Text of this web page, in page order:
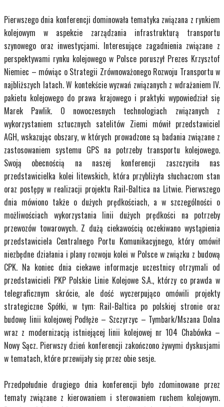
Pierwszego dnia konferencji dominowała tematyka związana z rynkiem
kolejowym w aspekcie zarządzania infrastrukturą transportu
szynowego oraz inwestycjami. Interesujące zagadnienia związane z
perspektywami rynku kolejowego w Polsce poruszył Prezes Krzysztof
Niemiec – mówiąc o Strategii Zrównoważonego Rozwoju Transportu w
najbliższych latach. W kontekście wyzwań związanych z wdrażaniem IV.
pakietu kolejowego do prawa krajowego i praktyki wypowiedział się
Marek Pawlik. O nowoczesnych technologiach związanych z
wykorzystaniem sztucznych satelitów Ziemi mówił przedstawiciel
AGH, wskazując obszary, w których prowadzone są badania związane z
zastosowaniem systemu GPS na potrzeby transportu kolejowego.
Swoją obecnością na naszej konferencji zaszczyciła nas
przedstawicielka kolei litewskich, która przybliżyła słuchaczom stan
oraz postępy w realizacji projektu Rail-Baltica na Litwie. Pierwszego
dnia mówiono także o dużych prędkościach, a w szczególności o
możliwościach wykorzystania linii dużych prędkości na potrzeby
przewozów towarowych. Z dużą ciekawością oczekiwano wystąpienia
przedstawiciela Centralnego Portu Komunikacyjnego, który omówił
niezbędne działania i plany rozwoju kolei w Polsce w związku z budową
CPK. Na koniec dnia ciekawe informacje uczestnicy otrzymali od
przedstawicieli PKP Polskie Linie Kolejowe S.A., którzy co prawda w
telegraficznym skrócie, ale dość wyczerpująco omówili projekty
strategiczne Spółki, w tym: Rail-Baltica po polskiej stronie oraz
budowę linii kolejowej Podłęże – Szczyrzyc – Tymbark/Mszana Dolna
wraz z modernizacją istniejącej linii kolejowej nr 104 Chabówka –
Nowy Sącz. Pierwszy dzień konferencji zakończono żywymi dyskusjami
w tematach, które przewijały się przez obie sesje.
Przedpołudnie drugiego dnia konferencji było zdominowane przez
tematy związane z kierowaniem i sterowaniem ruchem kolejowym.